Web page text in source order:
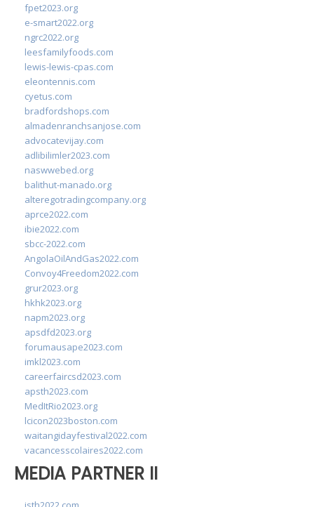
fpet2023.org
e-smart2022.org
ngrc2022.org
leesfamilyfoods.com
lewis-lewis-cpas.com
eleontennis.com
cyetus.com
bradfordshops.com
almadenranchsanjose.com
advocatevijay.com
adlibilimler2023.com
naswwebed.org
balithut-manado.org
alteregotradingcompany.org
aprce2022.com
ibie2022.com
sbcc-2022.com
AngolaOilAndGas2022.com
Convoy4Freedom2022.com
grur2023.org
hkhk2023.org
napm2023.org
apsdfd2023.org
forumausape2023.com
imkl2023.com
careerfaircsd2023.com
apsth2023.com
MedItRio2023.org
lcicon2023boston.com
waitangidayfestival2022.com
vacancesscolaires2022.com
MEDIA PARTNER II